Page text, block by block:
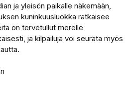
ja yleisön paikalle näkemään,
kuninkuusluokka ratkaisee
on tervetullut merelle
ja kilpailuja voi seurata myös